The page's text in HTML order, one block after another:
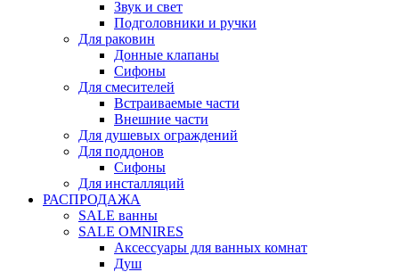
Звук и свет
Подголовники и ручки
Для раковин
Донные клапаны
Сифоны
Для смесителей
Встраиваемые части
Внешние части
Для душевых ограждений
Для поддонов
Сифоны
Для инсталляций
РАСПРОДАЖА
SALE ванны
SALE OMNIRES
Аксессуары для ванных комнат
Душ